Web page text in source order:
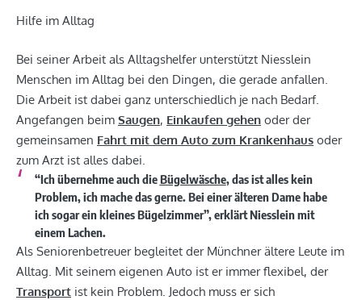
Hilfe im Alltag
Bei seiner Arbeit als Alltagshelfer unterstützt Niesslein
Menschen im Alltag bei den Dingen, die gerade anfallen.
Die Arbeit ist dabei ganz unterschiedlich je nach Bedarf.
Angefangen beim Saugen, Einkaufen gehen oder der
gemeinsamen Fahrt mit dem Auto zum Krankenhaus oder
zum Arzt ist alles dabei.
“Ich übernehme auch dieBügelwäsche, das ist alles kein
Problem, ich mache das gerne. Bei einer älteren Dame habe
ich sogar ein kleines Bügelzimmer”, erklärt Niesslein mit
einem Lachen.
Als Seniorenbetreuer begleitet der Münchner ältere Leute im
Alltag. Mit seinem eigenen Auto ist er immer flexibel, der
Transport ist kein Problem. Jedoch muss er sich